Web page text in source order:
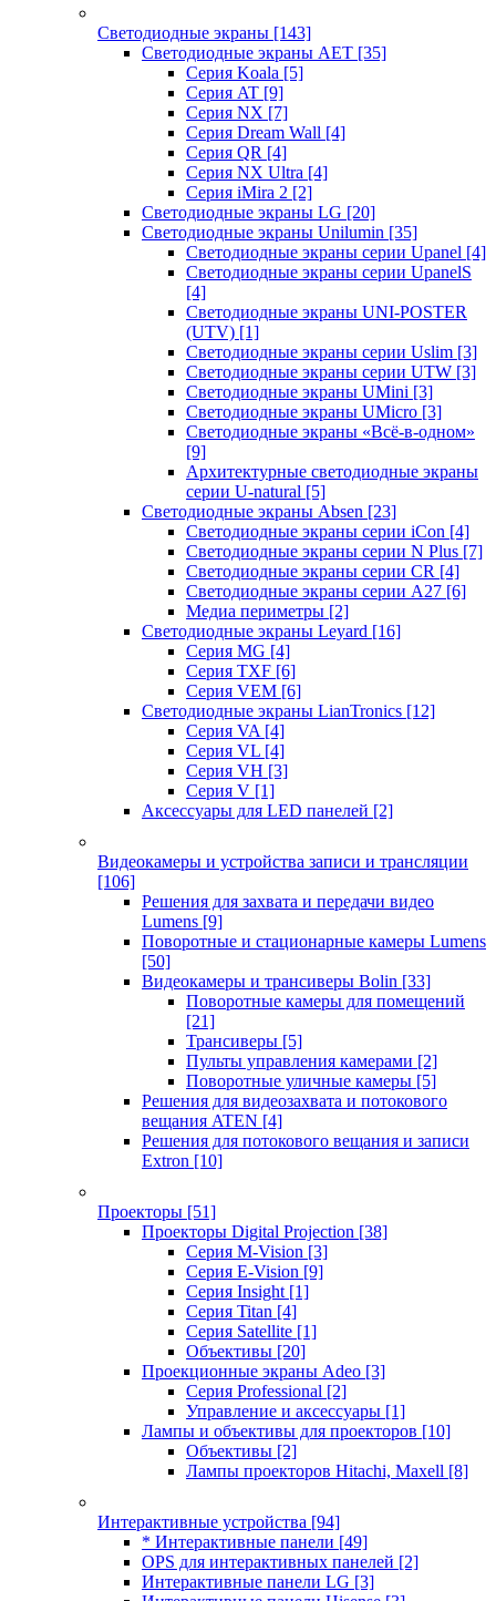
Светодиодные экраны [143]
Светодиодные экраны AET [35]
Cерия Koala [5]
Серия AT [9]
Серия NX [7]
Серия Dream Wall [4]
Серия QR [4]
Серия NX Ultra [4]
Серия iMira 2 [2]
Светодиодные экраны LG [20]
Светодиодные экраны Unilumin [35]
Светодиодные экраны серии Upanel [4]
Светодиодные экраны серии UpanelS
[4]
Светодиодные экраны UNI-POSTER
(UTV) [1]
Светодиодные экраны серии Uslim [3]
Светодиодные экраны серии UTW [3]
Светодиодные экраны UMini [3]
Светодиодные экраны UMicro [3]
Светодиодные экраны «Всё-в-одном»
[9]
Архитектурные светодиодные экраны
серии U-natural [5]
Светодиодные экраны Absen [23]
Светодиодные экраны серии iCon [4]
Светодиодные экраны серии N Plus [7]
Светодиодные экраны серии CR [4]
Светодиодные экраны серии А27 [6]
Медиа периметры [2]
Светодиодные экраны Leyard [16]
Серия MG [4]
Серия TXF [6]
Серия VEM [6]
Светодиодные экраны LianTronics [12]
Серия VA [4]
Серия VL [4]
Серия VH [3]
Серия V [1]
Аксессуары для LED панелей [2]
Видеокамеры и устройства записи и трансляции
[106]
Решения для захвата и передачи видео
Lumens [9]
Поворотные и стационарные камеры Lumens
[50]
Видеокамеры и трансиверы Bolin [33]
Поворотные камеры для помещений
[21]
Трансиверы [5]
Пульты управления камерами [2]
Поворотные уличные камеры [5]
Решения для видеозахвата и потокового
вещания ATEN [4]
Решения для потокового вещания и записи
Extron [10]
Проекторы [51]
Проекторы Digital Projection [38]
Серия M-Vision [3]
Серия E-Vision [9]
Серия Insight [1]
Серия Titan [4]
Серия Satellite [1]
Объективы [20]
Проекционные экраны Adeo [3]
Серия Professional [2]
Управление и аксессуары [1]
Лампы и объективы для проекторов [10]
Объективы [2]
Лампы проекторов Hitachi, Maxell [8]
Интерактивные устройства [94]
* Интерактивные панели [49]
OPS для интерактивных панелей [2]
Интерактивные панели LG [3]